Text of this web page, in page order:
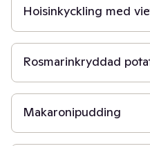
Hoisinkyckling med
1 t
Rosmarinkryddad
1 t
Makaronipudding
45 min